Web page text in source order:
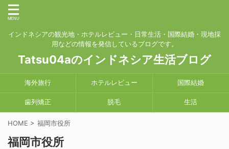
インドネシアの観光地・ホテルレビュー・日常生活・国際結婚・現地採
用などの情報を発信しているブログです。
Tatsu04aのインドネシア生活ブログ
海外旅行 ホテルレビュー 国際結婚
歯列矯正 脱毛 生活
HOME > 福岡市役所
福岡市役所